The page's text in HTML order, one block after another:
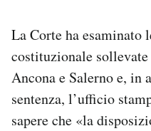
Hai bisogno di aiuto?
Esci
La Corte ha
costituzionale
Ancona e Salerno e, in
sentenza, l’ufficio
sapere che «la